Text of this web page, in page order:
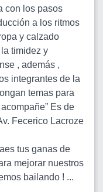
con los pasos
a los ritmos
y calzado
timidez y
, además ,
integrantes de la
temas para
Es de
Fecerico Lacroze
tus ganas de
mejorar nuestros
bailando ! ...